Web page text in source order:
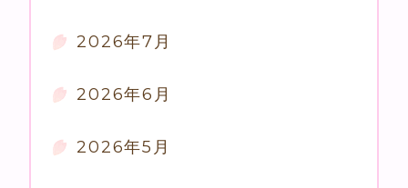
2026年7月
2026年6月
2026年5月